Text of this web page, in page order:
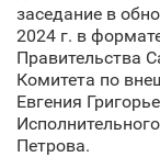
заседание в
2024 г. в
Правительства
Комитета по
Евгения
Петрова.